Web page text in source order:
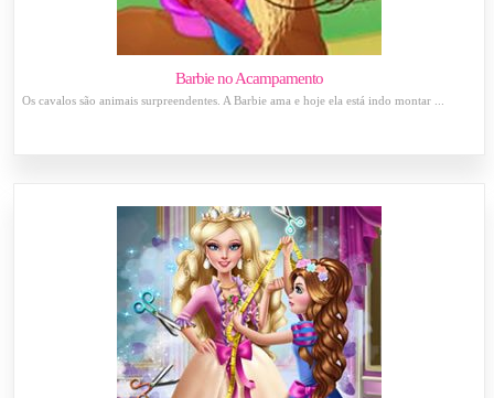
Barbie no Acampamento
Os cavalos são animais surpreendentes. A Barbie ama e hoje ela está indo montar ...